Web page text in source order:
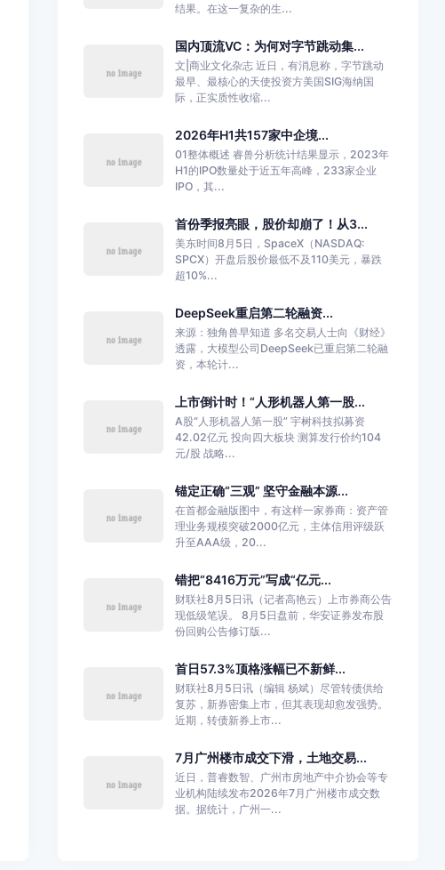
结果。在这一复杂的生...
国内顶流VC：为何对字节跳动集...
文|商业文化杂志 近日，有消息称，字节跳动
最早、最核心的天使投资方美国SIG海纳国
际，正实质性收缩...
2026年H1共157家中企境...
01整体概述 睿兽分析统计结果显示，2023年
H1的IPO数量处于近五年高峰，233家企业
IPO，其...
首份季报亮眼，股价却崩了！从3...
美东时间8月5日，SpaceX（NASDAQ:
SPCX）开盘后股价最低不及110美元，暴跌
超10%...
DeepSeek重启第二轮融资...
来源：独角兽早知道 多名交易人士向《财经》
透露，大模型公司DeepSeek已重启第二轮融
资，本轮计...
上市倒计时！“人形机器人第一股...
A股“人形机器人第一股” 宇树科技拟募资
42.02亿元 投向四大板块 测算发行价约104
元/股 战略...
锚定正确“三观” 坚守金融本源...
在首都金融版图中，有这样一家券商：资产管
理业务规模突破2000亿元，主体信用评级跃
升至AAA级，20...
错把“8416万元”写成“亿元...
财联社8月5日讯（记者高艳云）上市券商公告
现低级笔误。 8月5日盘前，华安证券发布股
份回购公告修订版...
首日57.3%顶格涨幅已不新鲜...
财联社8月5日讯（编辑 杨斌）尽管转债供给
复苏，新券密集上市，但其表现却愈发强势。
近期，转债新券上市...
7月广州楼市成交下滑，土地交易...
近日，普睿数智、广州市房地产中介协会等专
业机构陆续发布2026年7月广州楼市成交数
据。据统计，广州一...